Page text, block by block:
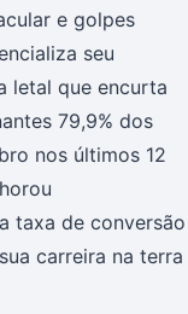
e golpes
seu
letal que encurta
79,9% dos
nos últimos 12
taxa de conversão
carreira na terra